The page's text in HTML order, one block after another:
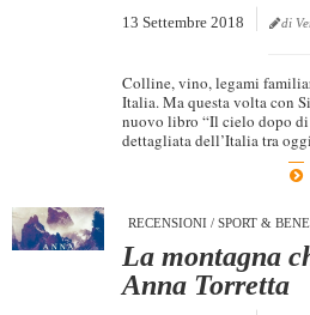
13 Settembre 2018 di
Colline, vino, legami
Italia. Ma questa volta con
nuovo libro “Il cielo dopo di
dettagliata dell’Italia tra
RECENSIONI / SPORT &
La montagna
Anna Torretta